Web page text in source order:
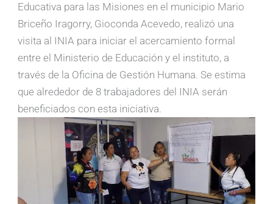
Educativa para las Misiones en el municipio Mario
Briceño Iragorry, Gioconda Acevedo, realizó una
visita al INIA para iniciar el acercamiento formal
entre el Ministerio de Educación y el instituto, a
través de la Oficina de Gestión Humana. Se estima
que alrededor de 8 trabajadores del INIA serán
beneficiados con esta iniciativa.